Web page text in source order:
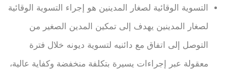
التسوية الوقائية لصغار المدينين هو إجراء التسوية الوقائية
لصغار المدينين يهدف إلى تمكين المدين الصغير من
التوصل إلى اتفاق مع دائنيه لتسوية ديونه خلال فترة
معقولة عبر إجراءات يسيرة بتكلفة منخفضة وكفاية عالية،